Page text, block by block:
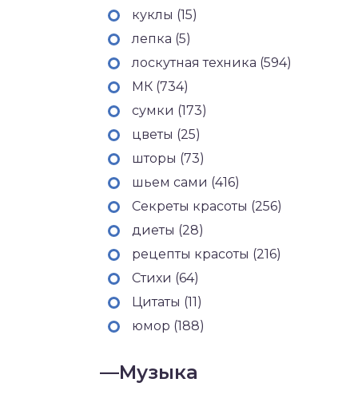
куклы (15)
лепка (5)
лоскутная техника (594)
МК (734)
сумки (173)
цветы (25)
шторы (73)
шьем сами (416)
Секреты красоты (256)
диеты (28)
рецепты красоты (216)
Стихи (64)
Цитаты (11)
юмор (188)
—Музыка